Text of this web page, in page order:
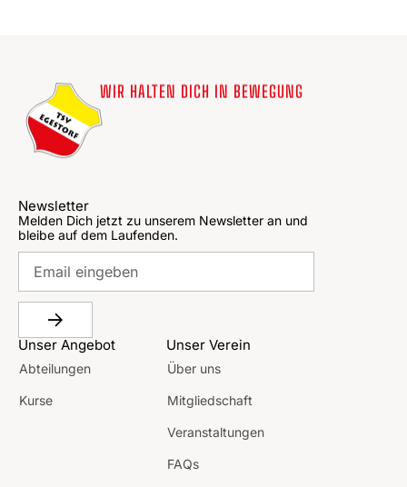
WIR HALTEN DICH IN BEWEGUNG
Newsletter
Melden Dich jetzt zu unserem Newsletter an und
bleibe auf dem Laufenden.
Unser Angebot
Abteilungen
Kurse
Unser Verein
Über uns
Mitgliedschaft
Veranstaltungen
FAQs